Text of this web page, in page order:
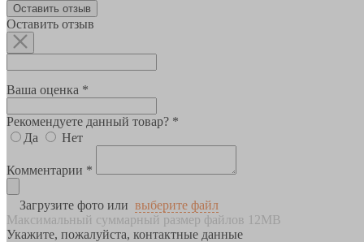
Оставить отзыв
Оставить отзыв
Ваша оценка *
Рекомендуете данный товар? *
Да
Нет
Комментарии *
Загрузите фото или выберите файл
Максимальный суммарный размер файлов 12MB
Укажите, пожалуйста, контактные данные